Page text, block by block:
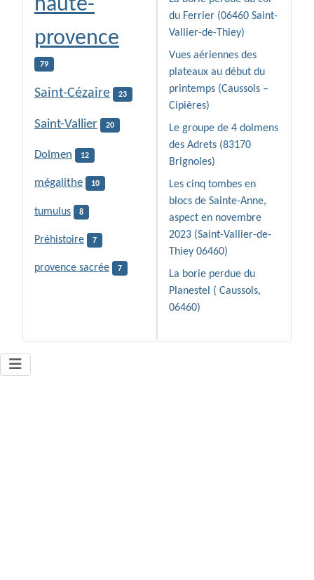
haute-
provence
79
Saint-Cézaire 23
Saint-Vallier 20
Dolmen 12
mégalithe 10
tumulus 8
Préhistoire 7
provence sacrée 7
du Ferrier (06460 Saint-
Vallier-de-Thiey)
Vues aériennes des
plateaux au début du
printemps (Caussols –
Cipières)
Le groupe de 4 dolmens
des Adrets (83170
Brignoles)
Les cinq tombes en
blocs de Sainte-Anne,
aspect en novembre
2023 (Saint-Vallier-de-
Thiey 06460)
La borie perdue du
Planestel ( Caussols,
06460)